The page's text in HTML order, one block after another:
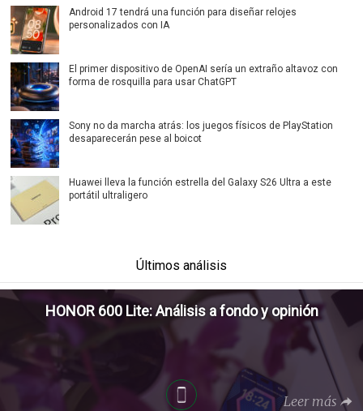
Android 17 tendrá una función para diseñar relojes
personalizados con IA
El primer dispositivo de OpenAI sería un extraño altavoz con
forma de rosquilla para usar ChatGPT
Sony no da marcha atrás: los juegos físicos de PlayStation
desaparecerán pese al boicot
Huawei lleva la función estrella del Galaxy S26 Ultra a este
portátil ultraligero
Últimos análisis
HONOR 600 Lite: Análisis a fondo y opinión
Leer más